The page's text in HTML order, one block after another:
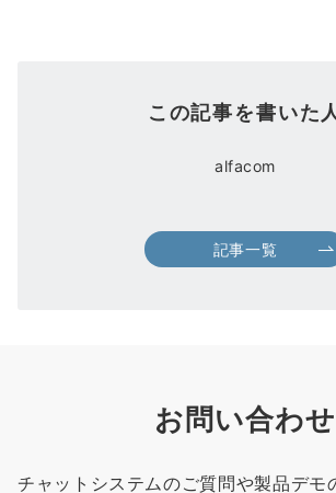
この記事を書いた
alfacom
記事一覧
お問い合わせ
チャットシステムのご質問や製品デモ